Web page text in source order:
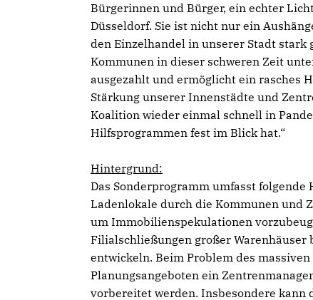
Bürgerinnen und Bürger, ein echter
Düsseldorf. Sie ist nicht nur ein
den Einzelhandel in unserer Stadt
Kommunen in dieser schweren Zeit
ausgezahlt und ermöglicht ein rasches
Stärkung unserer Innenstädte und
Koalition wieder einmal schnell in
Hilfsprogrammen fest im Blick hat.“
Hintergrund:
Das Sonderprogramm umfasst
Ladenlokale durch die Kommunen und
um Immobilienspekulationen
Filialschließungen großer
entwickeln. Beim Problem des
Planungsangeboten ein
vorbereitet werden. Insbesondere kann